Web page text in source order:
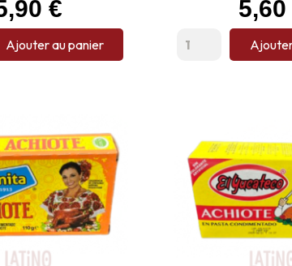
€
Ajouter au panier
5,60